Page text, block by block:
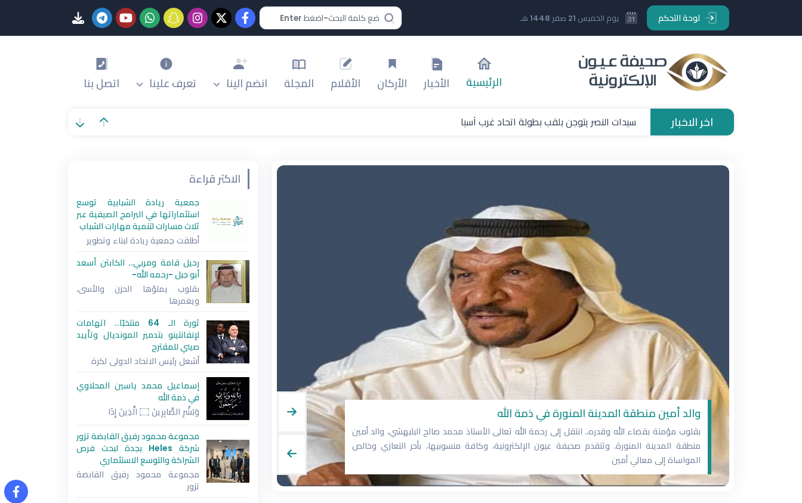
لوحة التحكم يوم الخميس 21 صفر 1448 هـ
الرئيسية الأخبار الأركان الأقلام المجلة انضم الينا تعرف علينا اتصل بنا
اخر الاخبار سيدات النصر يتوجن بلقب بطولة اتحاد غرب آسيا
والد أمين منطقة المدينة المنورة في ذمة الله
بقلوب مؤمنة بقضاء الله وقدره.. انتقل إلى رحمة الله تعالى الأستاذ محمد صالح البليهشي، والد أمين
منطقة المدينة المنورة. وتتقدم صحيفة عيون الإلكترونية، وكافة منسوبيها، بأحر التعازي وخالص
المواساة إلى معالي أمين
الأمن السيبراني يواكب عصر الذكاء الاصطناعي
شهد قطاع الأمن السيبراني إطلاق حلولٍ موحدة مواكبة لعصر
المنصة المحورية للذكاء الاصطناعي وإعادة ابتكار الأعمال؛
للتعرضات الأمنية، والكشف المستمر
الاكثر قراءة
جمعية ريادة الشبابية توسع
استثماراتها في البرامج الصيفية عبر
ثلاث مسارات لتنمية مهارات الشباب
أطلقت جمعية ريادة لبناء وتطوير
رحيل قامة ومربي.. الكابتن أسعد
أبو جبل -رحمه الله-
بقلوب يملؤها الحزن والأسى،
ويغمرها
ثورة الـ 64 منتخبًا.. اتهامات
لإنفانتينو بتدمير المونديال وتأييد
صيني للمقترح
أشعل رئيس الاتحاد الدولي لكرة
إسماعيل محمد ياسين المحلاوي
في ذمة الله
وَبَشِّرِ الصَّابِرِينَ ۝ الَّذِينَ إِذَا
مجموعة محمود رفيق القابضة تزور
شركة Heles بجدة لبحث فرص
الشراكة والتوسع الاستثماري
مجموعة محمود رفيق القابضة
تزور